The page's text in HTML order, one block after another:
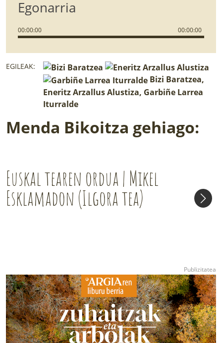
Egonarria
00:00:00 00:00:00
EGILEAK:
Bizi Baratzea,
Eneritz Arzallus Alustiza, Garbiñe Larrea
Iturralde
Menda Bikoitza gehiago:
Euskal tearen ordua | Mikel
Esklamadon (Ilgora tea)